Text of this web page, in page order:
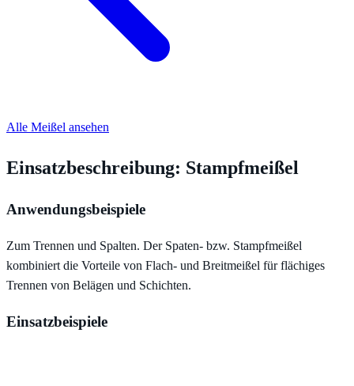
Alle Meißel ansehen
Einsatzbeschreibung: Stampfmeißel
Anwendungsbeispiele
Zum Trennen und Spalten. Der Spaten- bzw. Stampfmeißel
kombiniert die Vorteile von Flach- und Breitmeißel für flächiges
Trennen von Belägen und Schichten.
Einsatzbeispiele